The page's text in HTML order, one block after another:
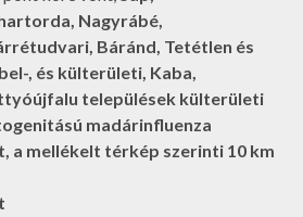
Nagyrábé,
Báránd, Tetétlen és
, és külterületi, Kaba,
települések külterületi
madárinfluenza
a mellékelt térkép szerinti 10 km